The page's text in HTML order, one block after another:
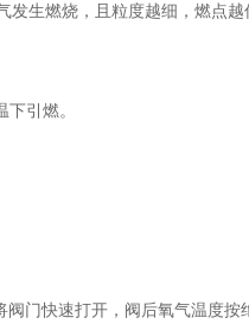
生燃烧，且粒度越细，燃点
引燃。
门快速打开，阀后氧气温度按